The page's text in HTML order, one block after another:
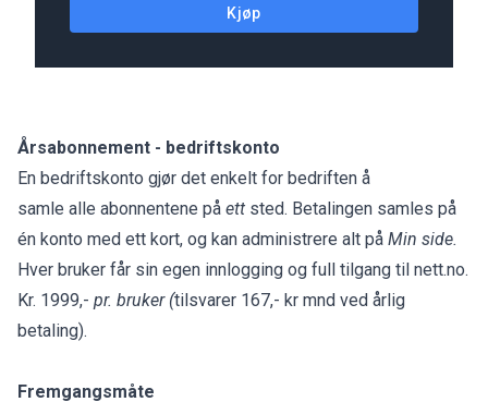
Kjøp
Årsabonnement - bedriftskonto
En bedriftskonto gjør det enkelt for bedriften å
samle alle abonnentene på ett sted. Betalingen samles på
én konto med ett kort, og kan administrere alt på Min side.
Hver bruker får sin egen innlogging og full tilgang til nett.no.
Kr. 1999,- pr. bruker (tilsvarer 167,- kr mnd ved årlig
betaling).
Fremgangsmåte